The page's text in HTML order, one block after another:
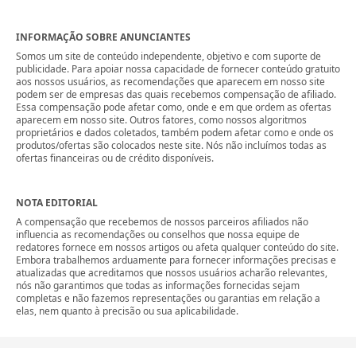
INFORMAÇÃO SOBRE ANUNCIANTES
Somos um site de conteúdo independente, objetivo e com suporte de
publicidade. Para apoiar nossa capacidade de fornecer conteúdo gratuito
aos nossos usuários, as recomendações que aparecem em nosso site
podem ser de empresas das quais recebemos compensação de afiliado.
Essa compensação pode afetar como, onde e em que ordem as ofertas
aparecem em nosso site. Outros fatores, como nossos algoritmos
proprietários e dados coletados, também podem afetar como e onde os
produtos/ofertas são colocados neste site. Nós não incluímos todas as
ofertas financeiras ou de crédito disponíveis.
NOTA EDITORIAL
A compensação que recebemos de nossos parceiros afiliados não
influencia as recomendações ou conselhos que nossa equipe de
redatores fornece em nossos artigos ou afeta qualquer conteúdo do site.
Embora trabalhemos arduamente para fornecer informações precisas e
atualizadas que acreditamos que nossos usuários acharão relevantes,
nós não garantimos que todas as informações fornecidas sejam
completas e não fazemos representações ou garantias em relação a
elas, nem quanto à precisão ou sua aplicabilidade.